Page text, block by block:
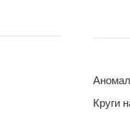
Круги